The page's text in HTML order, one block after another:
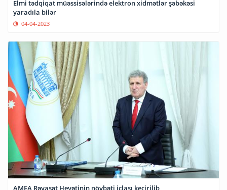
Elmi tədqiqat müəssisələrində elektron xidmətlər şəbəkəsi
yaradıla bilər
04-04-2023
AMEA Rəyasət Heyətinin növbəti iclası keçirilib